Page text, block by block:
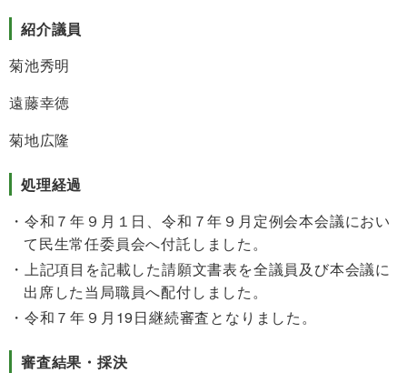
紹介議員
菊池秀明
遠藤幸徳
菊地広隆
処理経過
令和７年９月１日、令和７年９月定例会本会議におい
て民生常任委員会へ付託しました。
上記項目を記載した請願文書表を全議員及び本会議に
出席した当局職員へ配付しました。
令和７年９月19日継続審査となりました。
審査結果・採決